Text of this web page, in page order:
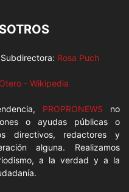
Rosa Puch
- Wikipedia
PROPRONEWS no
o ayudas públicas o
directivos, redactores y
alguna. Realizamos
a la verdad y a la